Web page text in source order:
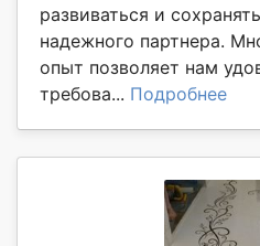
развиваться и
надежного партнера.
опыт позволяет нам
требова... Подробнее